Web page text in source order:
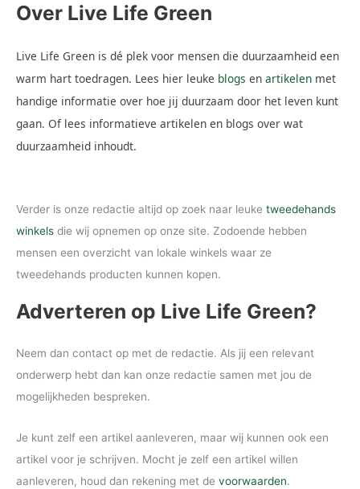
Over Live Life Green
Live Life Green is dé plek voor mensen die duurzaamheid een
warm hart toedragen. Lees hier leuke blogs en artikelen met
handige informatie over hoe jij duurzaam door het leven kunt
gaan. Of lees informatieve artikelen en blogs over wat
duurzaamheid inhoudt.
Verder is onze redactie altijd op zoek naar leuke tweedehands
winkels die wij opnemen op onze site. Zodoende hebben
mensen een overzicht van lokale winkels waar ze
tweedehands producten kunnen kopen.
Adverteren op Live Life Green?
Neem dan contact op met de redactie. Als jij een relevant
onderwerp hebt dan kan onze redactie samen met jou de
mogelijkheden bespreken.
Je kunt zelf een artikel aanleveren, maar wij kunnen ook een
artikel voor je schrijven. Mocht je zelf een artikel willen
aanleveren, houd dan rekening met de voorwaarden.